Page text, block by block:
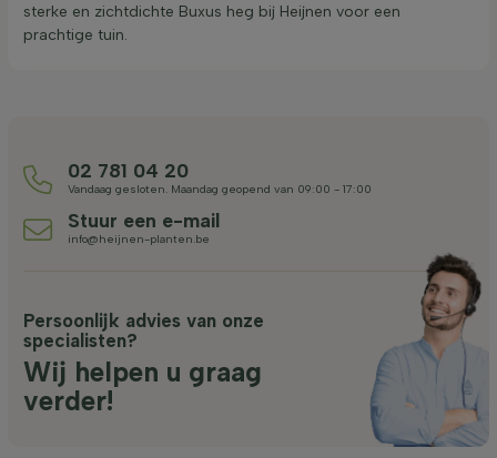
sterke en zichtdichte Buxus heg bij Heijnen voor een
prachtige tuin.
02 781 04 20
Vandaag gesloten. Maandag geopend van 09:00 - 17:00
Stuur een e-mail
info@heijnen-planten.be
Persoonlijk advies van onze
specialisten?
Wij helpen u graag
verder!